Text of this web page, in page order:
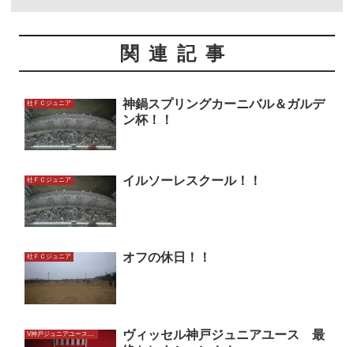
関連記事
社ＦＣジュニア
神鍋スプリングカーニバル＆ガルデ
ン杯！！
社ＦＣジュニア イルソーレスクール！！
社ＦＣジュニア オフの休日！！
ヴィッセル神戸ジュニアユース 最